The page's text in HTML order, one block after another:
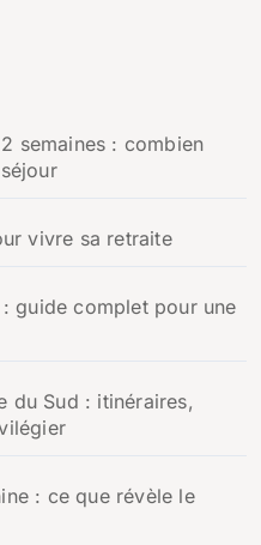
semaines : combien
vivre sa retraite
guide complet pour une
du Sud : itinéraires,
: ce que révèle le